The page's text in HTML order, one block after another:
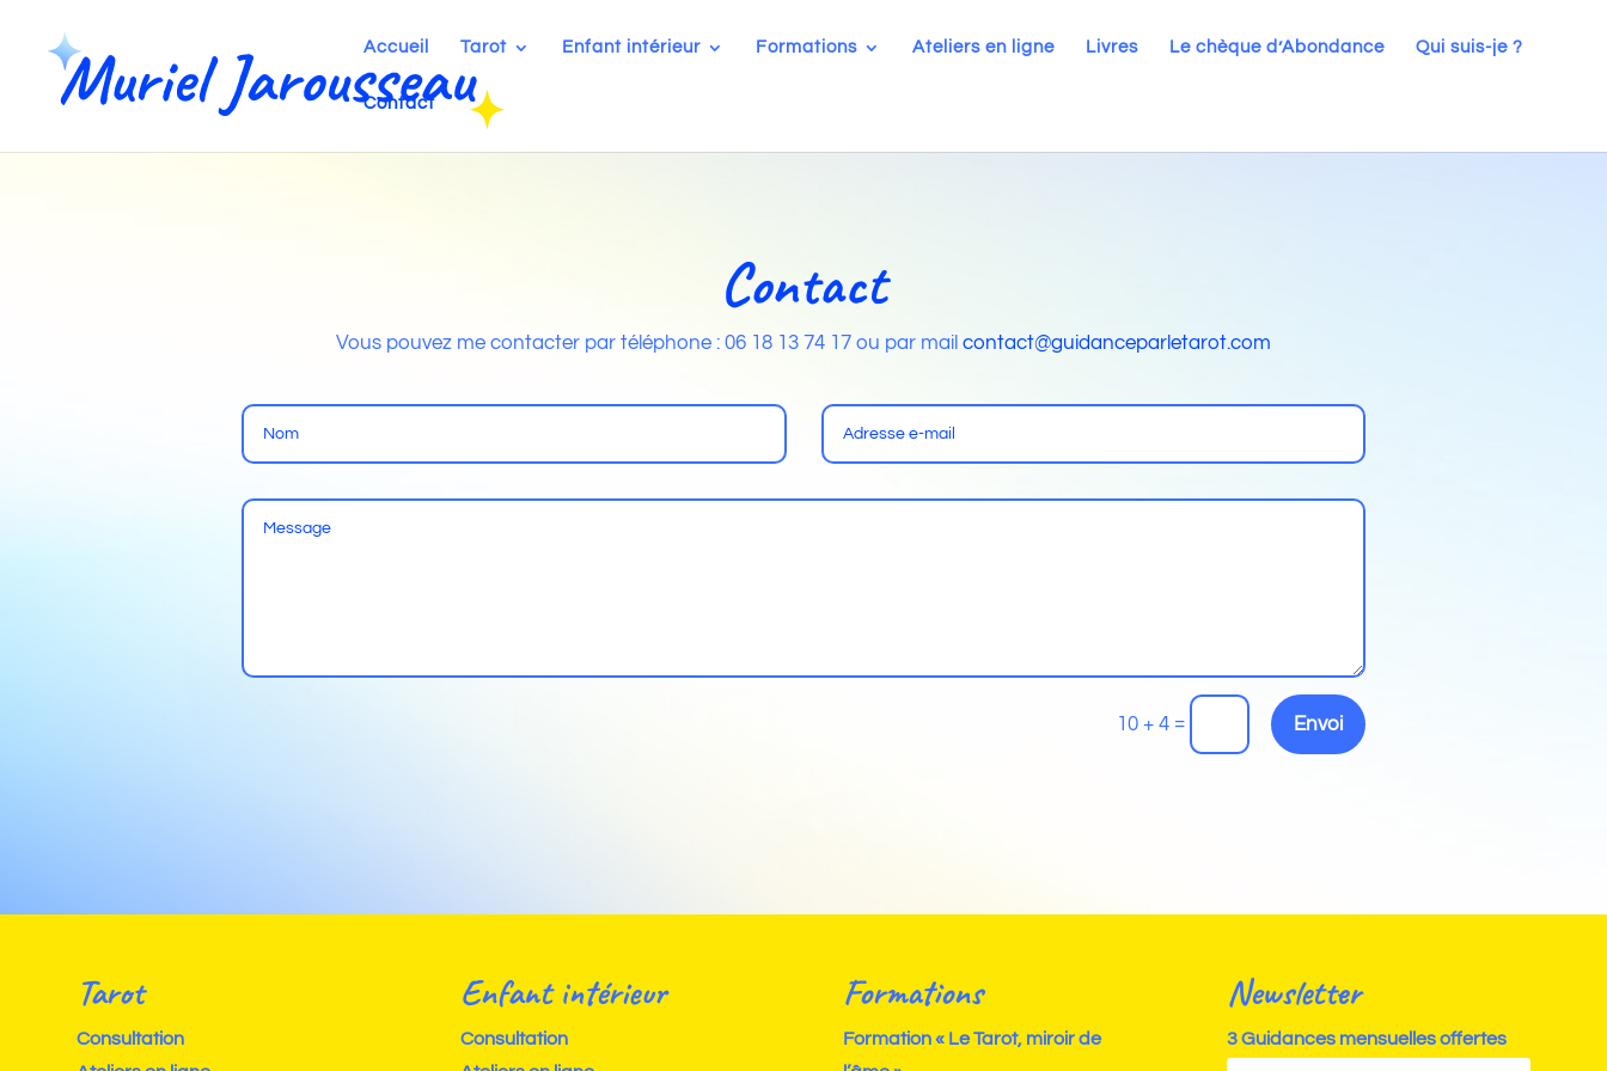
Accueil Tarot Enfant intérieur Formations Ateliers en ligne Livres Le chèque d’Abondance Qui suis-je ?
Contact
Contact
Vous pouvez me contacter par téléphone : 06 18 13 74 17 ou par mail contact@guidanceparletarot.com
10 + 4 = Envoi
Tarot
Consultation
Enfant intérieur
Consultation
Formations
Formation « Le Tarot, miroir de
Newsletter
3 Guidances mensuelles offertes